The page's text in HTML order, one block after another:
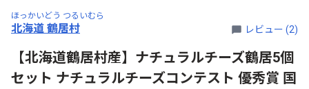
ほっかいどう つるいむら
北海道 鶴居村 レビュー (2)
【北海道鶴居村産】ナチュラルチーズ鶴居5個
セット ナチュラルチーズコンテスト 優秀賞 国